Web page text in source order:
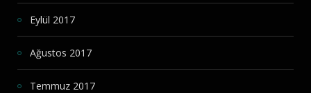
Eylül 2017
Ağustos 2017
Temmuz 2017